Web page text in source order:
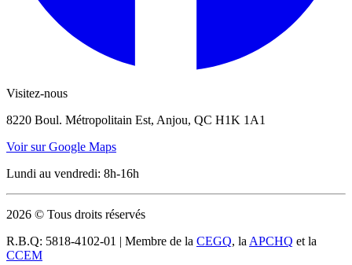
Visitez-nous
8220 Boul. Métropolitain Est, Anjou, QC H1K 1A1
Voir sur Google Maps
Lundi au vendredi: 8h-16h
2026 © Tous droits réservés
R.B.Q: 5818-4102-01 | Membre de la CEGQ, la APCHQ et la
CCEM